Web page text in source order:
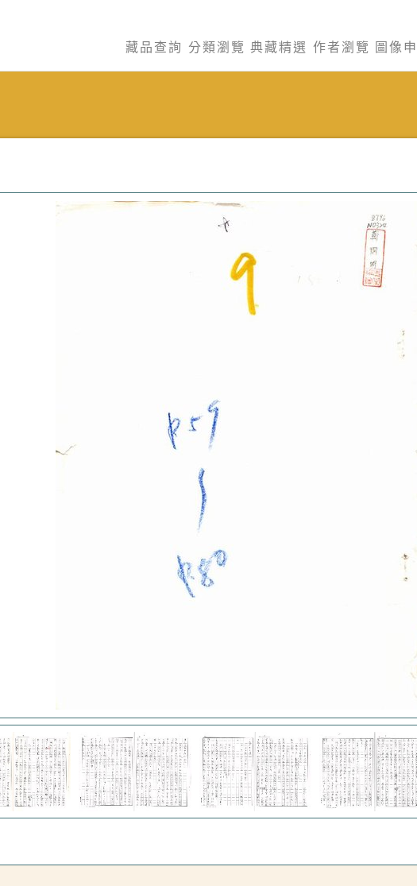
藏品查詢 分類瀏覽 典藏精選 作者瀏覽 圖像